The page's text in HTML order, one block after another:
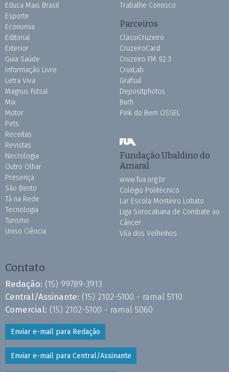
Educa Mais Brasil
Esporte
Economia
Editorial
Exterior
Guia Saúde
Informação Livre
Letra Viva
Magnus Futsal
Mix
Motor
Pets
Receitas
Revistas
Necrologia
Outro Olhar
Presença
São Bento
Tá na Rede
Tecnologia
Turismo
Uniso Ciência
Trabalhe Conosco
Parceiros
ClassiCruzeiro
CruzeiroCard
Cruzeiro FM 92.3
CruxLab
Grafsul
Depositphotos
Burh
Pink do Bem OSSEL
Fundação Ubaldino do
Amaral
www.fua.org.br
Colégio Politécnico
Lar Escola Monteiro Lobato
Liga Sorocabana de Combate ao
Câncer
Vila dos Velhinhos
Contato
Redação: (15) 99789-3913
Central/Assinante: (15) 2102-5100 - ramal 5110
Comercial: (15) 2102-5100 - ramal 5060
Enviar e-mail para Redação
Enviar e-mail para Central/Assinante